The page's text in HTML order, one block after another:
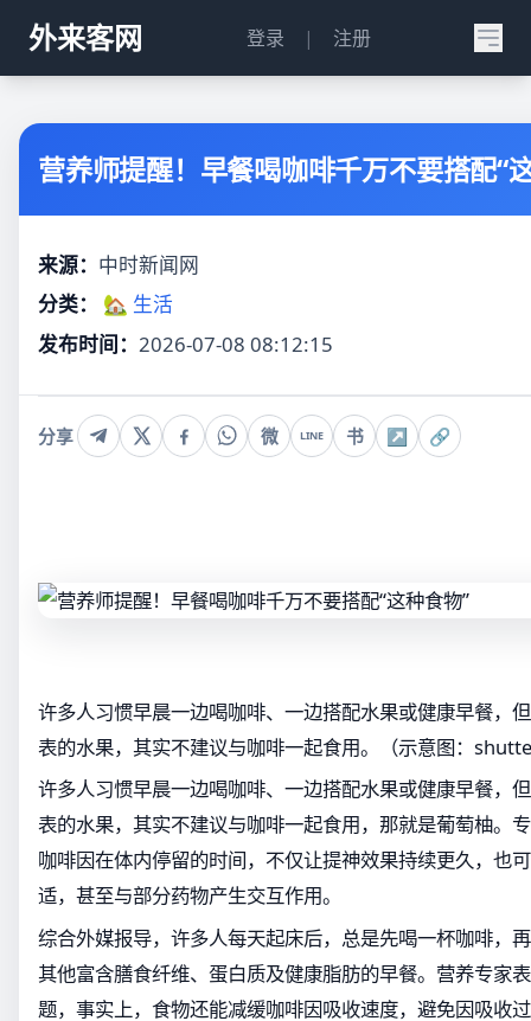
外来客网 登录 | 注册
营养师提醒！早餐喝咖啡千万不要搭配“
来源： 中时新闻网
分类：
🏡 生活
发布时间： 2026-07-08 08:12:15
分享 微 LINE 书 ↗ 🔗
许多人习惯早晨一边喝咖啡、一边搭配水果或健康早餐，
表的水果，其实不建议与咖啡一起食用。（示意图：
许多人习惯早晨一边喝咖啡、一边搭配水果或健康早餐，
表的水果，其实不建议与咖啡一起食用，那就是葡萄柚。
咖啡因在体内停留的时间，不仅让提神效果持续更久，也
适，甚至与部分药物产生交互作用。
综合外媒报导，许多人每天起床后，总是先喝一杯咖啡，
其他富含膳食纤维、蛋白质及健康脂肪的早餐。营养专家
题，事实上，食物还能减缓咖啡因吸收速度，避免因吸收